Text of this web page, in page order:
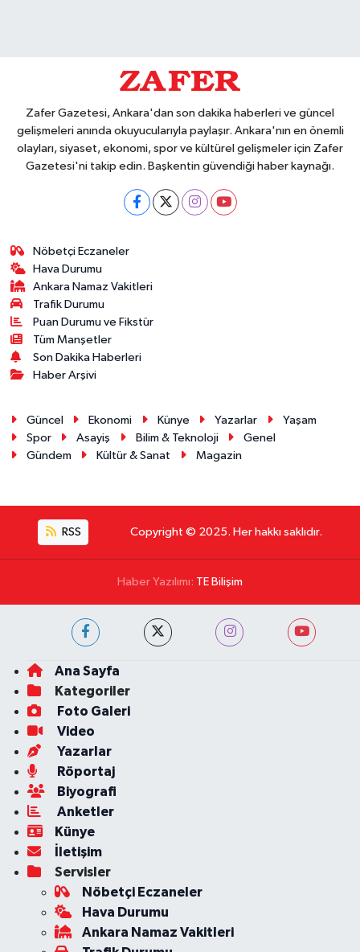
Zafer Gazetesi, Ankara'dan son dakika haberleri ve güncel
gelişmeleri anında okuyucularıyla paylaşır. Ankara'nın en önemli
olayları, siyaset, ekonomi, spor ve kültürel gelişmeler için Zafer
Gazetesi'ni takip edin. Başkentin güvendiği haber kaynağı.
Nöbetçi Eczaneler
Hava Durumu
Ankara Namaz Vakitleri
Trafik Durumu
Puan Durumu ve Fikstür
Tüm Manşetler
Son Dakika Haberleri
Haber Arşivi
Güncel Ekonomi Künye Yazarlar
Yaşam
Spor
Asayiş Bilim & Teknoloji
Genel
Gündem
Kültür & Sanat Magazin
RSS Copyright © 2025. Her hakkı saklıdır.
Haber Yazılımı: TE Bilişim
Ana Sayfa
Kategoriler
Foto Galeri
Video
Yazarlar
Röportaj
Biyografi
Anketler
Künye
İletişim
Servisler
Nöbetçi Eczaneler
Hava Durumu
Ankara Namaz Vakitleri